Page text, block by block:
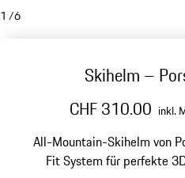
1 /6
Skihelm –
CHF 310.00 inkl.
All-Mountain-Skihelm von
Fit System für perfekte